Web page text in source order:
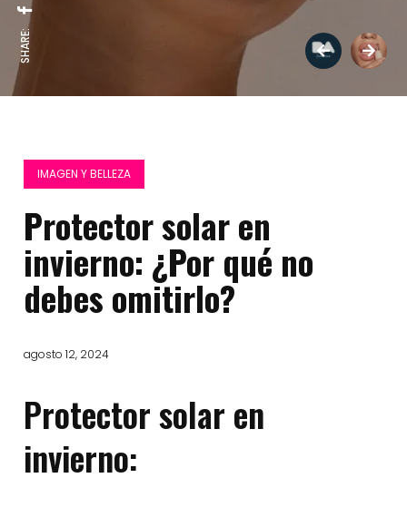
SHARE:
IMAGEN Y BELLEZA
Protector solar en
invierno: ¿Por qué no
debes omitirlo?
agosto 12, 2024
Protector solar en
invierno: